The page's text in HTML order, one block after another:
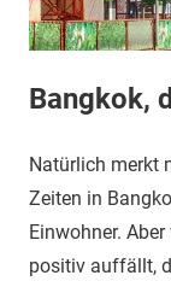
Bangkok,
Natürlich merkt
Zeiten in
Einwohner.
positiv auffällt,